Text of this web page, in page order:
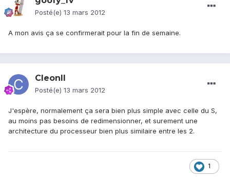
Posté(e) 13 mars 2012
A mon avis ça se confirmerait pour la fin de semaine.
CleonII
Posté(e) 13 mars 2012
J'espère, normalement ça sera bien plus simple avec celle du S,
au moins pas besoins de redimensionner, et surement une
architecture du processeur bien plus similaire entre les 2.
1